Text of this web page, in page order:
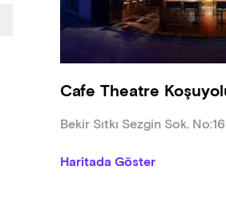
Cafe Theatre
Bekir Sıtkı Sezgin Sok.
Haritada Göster